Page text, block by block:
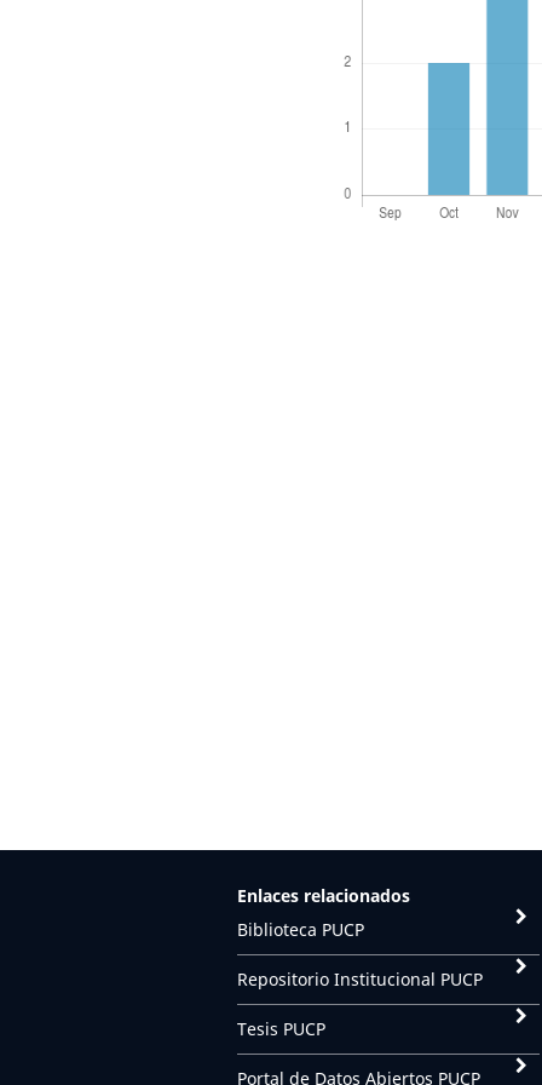
Enlaces relacionados
Biblioteca PUCP
Repositorio Institucional PUCP
Tesis PUCP
Portal de Datos Abiertos PUCP